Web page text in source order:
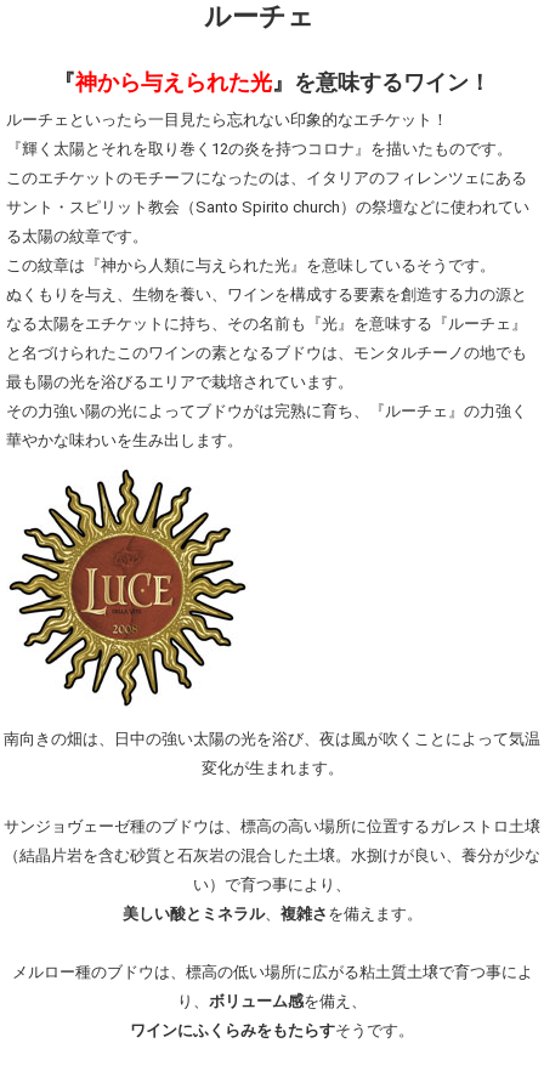
ルーチェ
『神から与えられた光』を意味するワイン！
ルーチェといったら一目見たら忘れない印象的なエチケット！
『輝く太陽とそれを取り巻く12の炎を持つコロナ』を描いたものです。
このエチケットのモチーフになったのは、イタリアのフィレンツェにある
サント・スピリット教会（Santo Spirito church）の祭壇などに使われてい
る太陽の紋章です。
この紋章は『神から人類に与えられた光』を意味しているそうです。
ぬくもりを与え、生物を養い、ワインを構成する要素を創造する力の源と
なる太陽をエチケットに持ち、その名前も『光』を意味する『ルーチェ』
と名づけられたこのワインの素となるブドウは、モンタルチーノの地でも
最も陽の光を浴びるエリアで栽培されています。
その力強い陽の光によってブドウがは完熟に育ち、『ルーチェ』の力強く
華やかな味わいを生み出します。
南向きの畑は、日中の強い太陽の光を浴び、夜は風が吹くことによって気温
変化が生まれます。
サンジョヴェーゼ種のブドウは、標高の高い場所に位置するガレストロ土壌
（結晶片岩を含む砂質と石灰岩の混合した土壌。水捌けが良い、養分が少な
い）で育つ事により、
美しい酸とミネラル、 複雑さ を備えます。
メルロー種のブドウは、標高の低い場所に広がる粘土質土壌で育つ事によ
り、 ボリューム感を備え、
ワインにふくらみをもたらすそうです。